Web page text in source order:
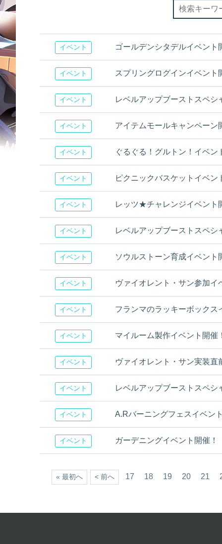
イベント ゴールデンシタデルイベント
イベント スプリングログインイベント
イベント レベルアップブーストスペシ
イベント アイテムモールキャンペーン
イベント ぐるぐる！グルトン！イベン
イベント ピクニックバスケットイベン
イベント レッツ★チャレンジイベント
イベント レベルアップブーストスペシ
イベント ソウルストーン育成イベント
イベント ヴァイオレント・サン参加イ
イベント フランマのラッキーボックス
イベント マイルーム製作イベント開催
イベント ヴァイオレント・サン実装
イベント レベルアップブーストスペシ
イベント A.Rバーニングフェスイベン
イベント ガーデニングイベント開催！
« 最初へ < 前へ 17 18 19 20 21